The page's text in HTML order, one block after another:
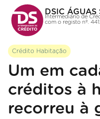
DSIC ÁGUAS
Intermediário de
com o registo nº.
Crédito Habitação
Um em
créditos à
recorreu à